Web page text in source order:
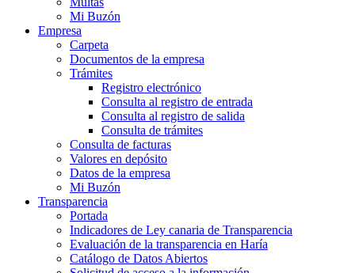
Mi Buzón
Empresa
Carpeta
Documentos de la empresa
Trámites
Registro electrónico
Consulta al registro de entrada
Consulta al registro de salida
Consulta de trámites
Consulta de facturas
Valores en depósito
Datos de la empresa
Mi Buzón
Transparencia
Portada
Indicadores de Ley canaria de Transparencia
Evaluación de la transparencia en Haría
Catálogo de Datos Abiertos